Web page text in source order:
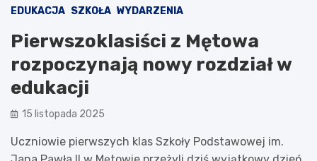
EDUKACJA SZKOŁA WYDARZENIA
Pierwszoklasiści z Mętowa
rozpoczynają nowy rozdział w
edukacji
15 listopada 2025
Uczniowie pierwszych klas Szkoły Podstawowej im.